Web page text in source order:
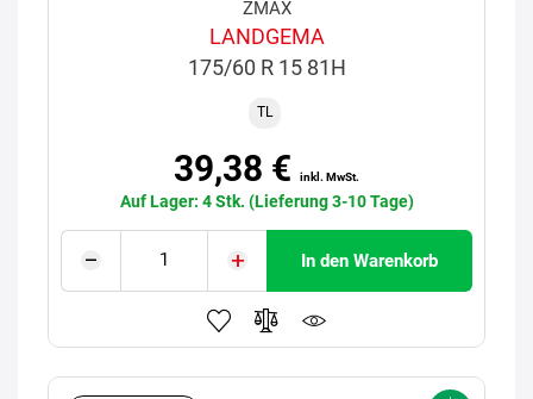
ZMAX
LANDGEMA
175/60 R 15 81H
TL
39,38 € inkl. MwSt.
Auf Lager: 4 Stk. (Lieferung 3-10 Tage)
In den Warenkorb